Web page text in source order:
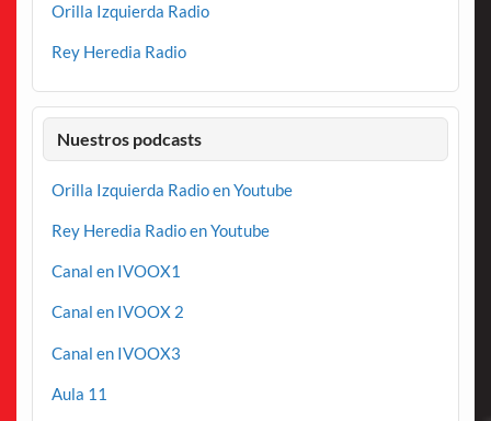
Orilla Izquierda Radio
Rey Heredia Radio
Nuestros podcasts
Orilla Izquierda Radio en Youtube
Rey Heredia Radio en Youtube
Canal en IVOOX1
Canal en IVOOX 2
Canal en IVOOX3
Aula 11